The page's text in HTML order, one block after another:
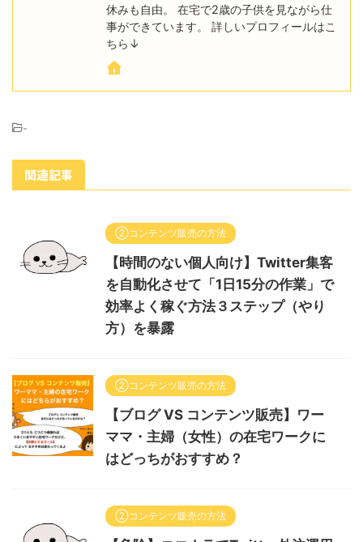
休みも自由。 在宅で2歳の子供を見ながら仕
事ができています。 詳しいプロフィールはこ
ちら↓
-
関連記事
②コンテンツ販売の方法
【時間のない個人向け】Twitter集客
を自動化させて「1日15分の作業」で
効率よく稼ぐ方法３ステップ（やり
方）を暴露
②コンテンツ販売の方法
【ブログ VS コンテンツ販売】ワー
ママ・主婦（女性）の在宅ワークに
はどっちがおすすめ？
②コンテンツ販売の方法